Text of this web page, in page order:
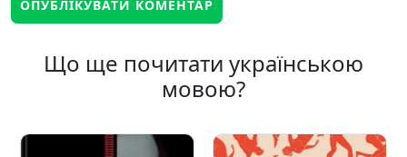
Що ще почитати українською
мовою?